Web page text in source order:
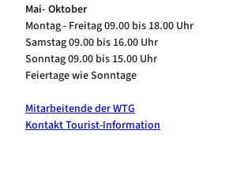
Mai- Oktober
Montag - Freitag 09.00 bis 18.00 Uhr
Samstag 09.00 bis 16.00 Uhr
Sonntag 09.00 bis 15.00 Uhr
Feiertage wie Sonntage
Mitarbeitende der WTG
Kontakt Tourist-Information